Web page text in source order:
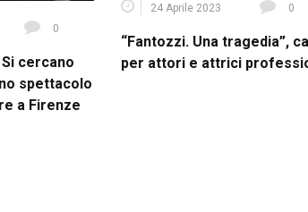
0
cercano
spettacolo
a Firenze
24 Aprile 2023 0
“Fantozzi. Una tragedia”,
per attori e attrici